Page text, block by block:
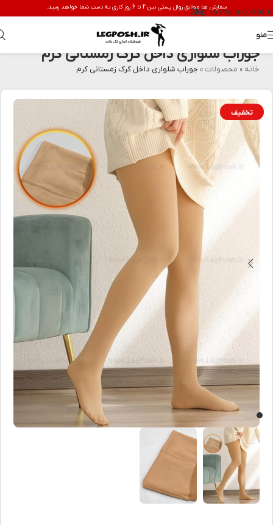
Skip to main contentسفارش ها مطابق روال پستی بین 2 تا 6 روز کاری به دست شما خواهد رسید.
منو
جوراب شلواری داخل کرک زمستانی کرم
خانه » محصولات» جوراب شلواری داخل کرک زمستانی کرم
تخفیف